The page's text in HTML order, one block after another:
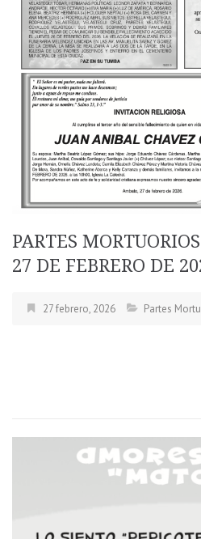
PARTES
27 DE FEBRERO DE
27 febrero, 2026 Partes